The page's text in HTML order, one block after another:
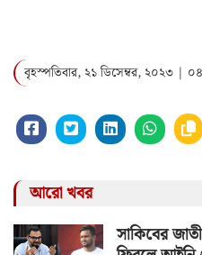
বৃহস্পতিবার, ২১ ডিসেম্বর, ২০২৩ |
আরো খবর
সাকিবের